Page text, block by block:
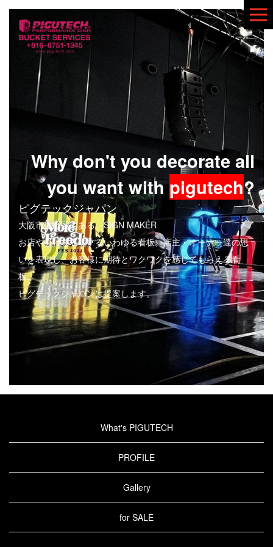
Why don't you decorate all
you want withpigutech?
ピグテックジャパン
大阪市生野区にある、SIGN MAKER
お店や会社を表現するいわゆる看板。店主・オーナー達の思
いを表現し、お客様に期待とワクワクを感じてもらえる看
板。
ピグテックジャパンは提案します。
What's PIGUTECH
PROFILE
Gallery
for SALE